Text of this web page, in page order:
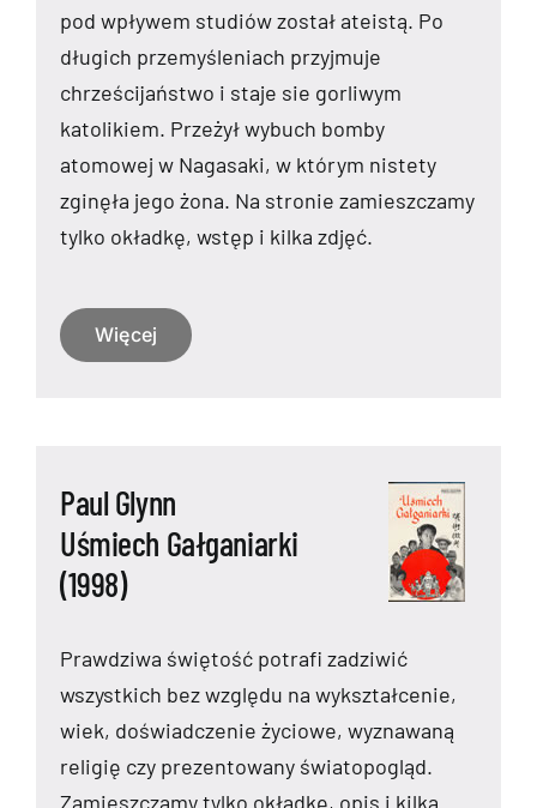
pod wpływem studiów został ateistą. Po
długich przemyśleniach przyjmuje
chrześcijaństwo i staje sie gorliwym
katolikiem. Przeżył wybuch bomby
atomowej w Nagasaki, w którym nistety
zginęła jego żona. Na stronie zamieszczamy
tylko okładkę, wstęp i kilka zdjęć.
Więcej
Paul Glynn
Uśmiech Gałganiarki
(1998)
Prawdziwa świętość potrafi zadziwić
wszystkich bez względu na wykształcenie,
wiek, doświadczenie życiowe, wyznawaną
religię czy prezentowany światopogląd.
Zamieszczamy tylko okładkę, opis i kilka